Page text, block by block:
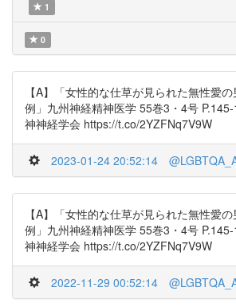
1
0
【A】「女性的な仕草が見られた無性愛
例」九州神経精神医学 55巻3・4号
神神経学会 https://t.co/2YZFNq7V9W
2023-01-24 20:52:14
【A】「女性的な仕草が見られた無性愛
例」九州神経精神医学 55巻3・4号
神神経学会 https://t.co/2YZFNq7V9W
2022-11-29 00:52:14